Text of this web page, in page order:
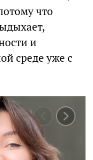
что
и
среде уже с